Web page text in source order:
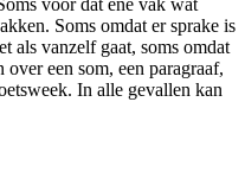
voor dat ene vak wat
Soms omdat er spra­ke is
als van­zelf gaat, soms omdat
een som, een para­graaf,
In alle geval­len kan